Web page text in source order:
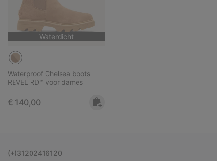
Waterdicht
Waterproof Chelsea boots
REVEL RD™ voor dames
Regular price:
€ 140,00
(+)31202416120